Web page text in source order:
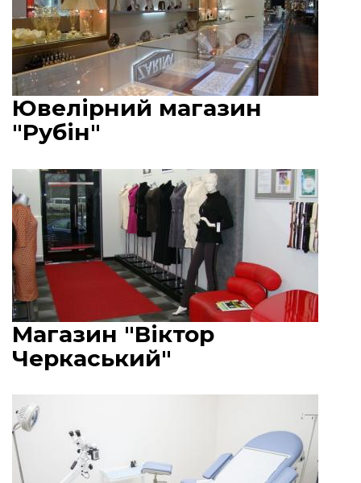
Ювелірний магазин
"Рубін"
Магазин "Віктор
Черкаський"